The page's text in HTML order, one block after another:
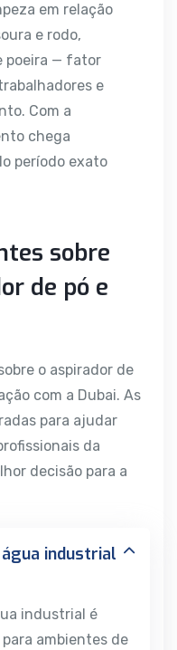
em relação
e rodo,
poeira — fator
e
Com a
chega
período exato
sobre
de pó e
o aspirador de
com a Dubai. As
para ajudar
da
decisão para a
industrial
industrial é
ambientes de